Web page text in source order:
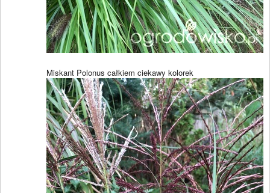
Miskant Polonus całkiem ciekawy kolorek